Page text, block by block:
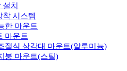
치
착 시스템
한 마운트
마운트
절식 삼각대 마운트(알루미늄)
붕 마운트(스틸)